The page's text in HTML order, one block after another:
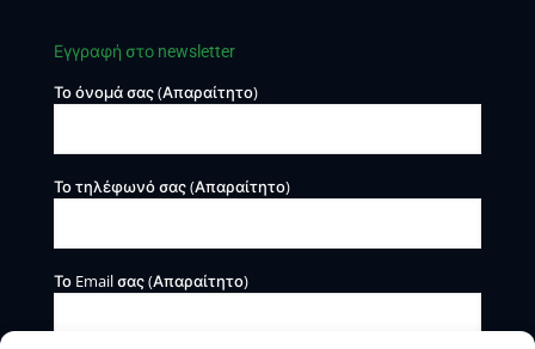
Εγγραφή στο newsletter
Το όνομά σας (Απαραίτητο)
Το τηλέφωνό σας (Απαραίτητο)
Το Email σας (Απαραίτητο)